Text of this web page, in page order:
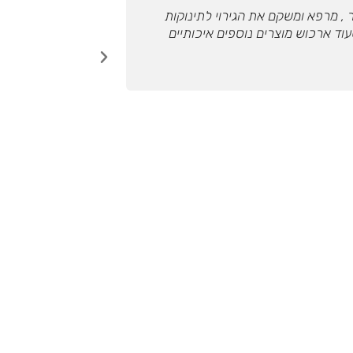
מרפא ומשקם את הגירוי לתינוקות
ארכוש מוצרים נוספים איכותיים
הקודם